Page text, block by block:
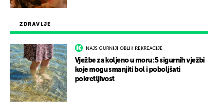
ZDRAVLJE
NAJSIGURNIJI OBLIK REKREACIJE
Vježbe za koljeno u moru: 5 sigurnih vježbi
koje mogu smanjiti bol i poboljšati
pokretljivost